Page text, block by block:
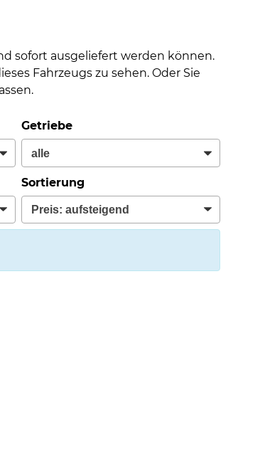
sofort ausgeliefert werden können.
Fahrzeugs zu sehen. Oder Sie
Getriebe
Sortierung